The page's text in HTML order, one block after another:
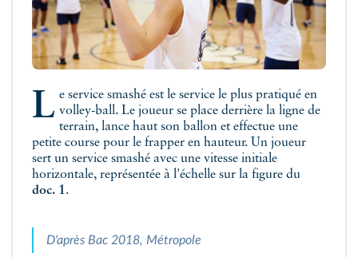
Le service smashé est le service le plus pratiqué en volley-ball. Le joueur se place derrière la ligne de
terrain, lance haut son ballon et effectue une
petite course pour le frapper en hauteur. Un joueur
sert un service smashé avec une vitesse initiale
horizontale, représentée à l'échelle sur la figure du
doc. 1.
D'après Bac 2018, Métropole